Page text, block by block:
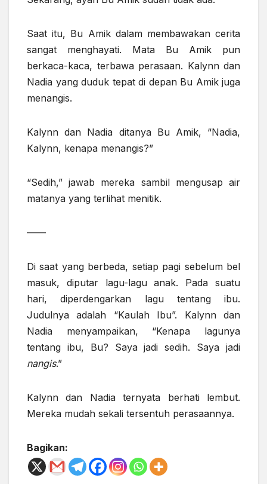
Saat itu, Bu Amik dalam membawakan cerita
sangat menghayati. Mata Bu Amik pun
berkaca-kaca, terbawa perasaan. Kalynn dan
Nadia yang duduk tepat di depan Bu Amik juga
menangis.
Kalynn dan Nadia ditanya Bu Amik, “Nadia,
Kalynn, kenapa menangis?”
“Sedih,” jawab mereka sambil mengusap air
matanya yang terlihat menitik.
——
Di saat yang berbeda, setiap pagi sebelum bel
masuk, diputar lagu-lagu anak. Pada suatu
hari, diperdengarkan lagu tentang ibu.
Judulnya adalah “Kaulah Ibu”. Kalynn dan
Nadia menyampaikan, “Kenapa lagunya
tentang ibu, Bu? Saya jadi sedih. Saya jadi
nangis.”
Kalynn dan Nadia ternyata berhati lembut.
Mereka mudah sekali tersentuh perasaannya.
Bagikan: